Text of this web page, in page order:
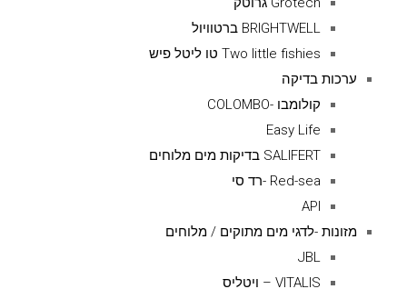
BRIGHTWELL ברטוויול
Two little fishies טו ליטל פיש
ערכות בדיקה
קולומבו -COLOMBO
Easy Life
SALIFERT בדיקות מים מלוחים
Red-sea -רד סי
API
מזונות -לדגי מים מתוקים / מלוחים
JBL
VITALIS – ויטליס